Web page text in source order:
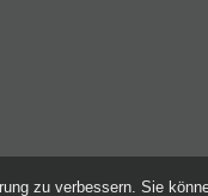
zu verbessern. Sie